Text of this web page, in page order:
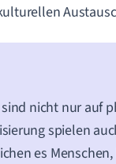
nicht nur auf
spielen
es